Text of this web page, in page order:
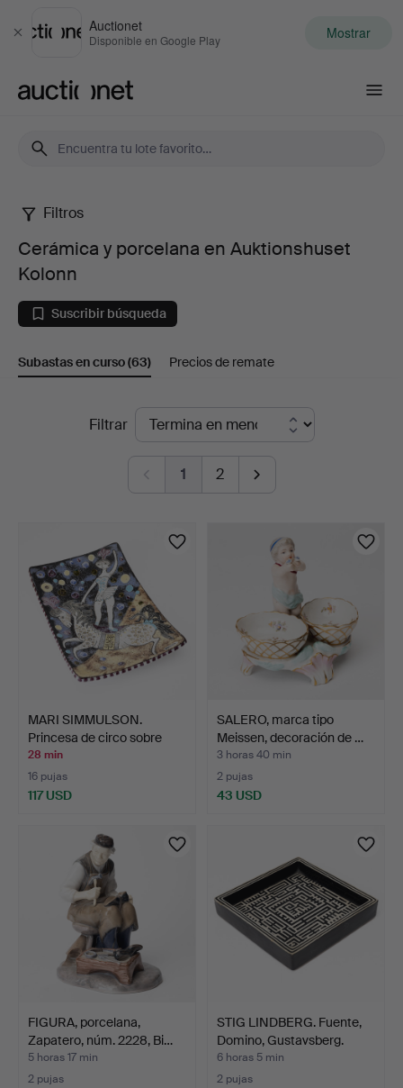
Cerrar
Auctionet
Disponible en Google Play Mostrar
Cerámica
porcelana
en
Kolonn
Filtros
Cerámica y porcelana en Auktionshuset
Kolonn
Suscribir búsqueda
Subastas en curso(63) Precios de remate
SubastasFiltrar
1 2
MARI SIMMULSON.
Princesa de circo sobre
ca…
28 min
16 pujas
117 USD
SALERO, marca tipo
Meissen, decoración de …
3 horas 40 min
2 pujas
43 USD
FIGURA, porcelana,
Zapatero, núm. 2228, Bi…
5 horas 17 min
2 pujas
STIG LINDBERG. Fuente,
Domino, Gustavsberg.
6 horas 5 min
2 pujas